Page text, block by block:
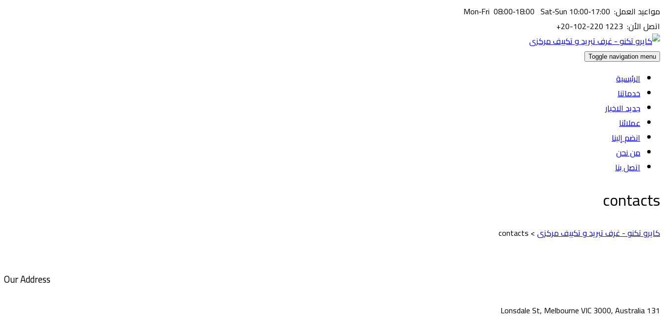
مواعيد العمل: Mon‑Fri 08:00‑18:00 Sat‑Sun 10:00‑17:00
اتصل الأن: ⁦+20-102-220 1223⁩
Toggle navigation menu
الرئيسية
خدماتنا
جديد الاخبار
عملائنا
انضم إلينا
من نحن
اتصل بنا
contacts
كايرو تكنو - غرف تبريد و تكييف مركزى>
contacts
Our Address
131 Lonsdale St, Melbourne VIC 3000, Australia